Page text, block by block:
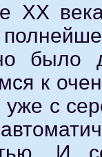
XX
было
к
уже с